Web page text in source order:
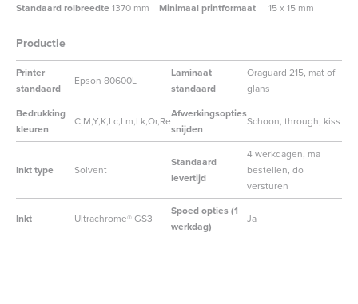
Standaard rolbreedte1370 mm Minimaal printformaat 15 x 15 mm
Productie
Printer
standaard
Epson 80600L
Laminaat
standaard
Oraguard 215, mat of
glans
Bedrukking
kleuren
C,M,Y,K,Lc,Lm,Lk,Or,Re
Afwerkingsopties
snijden
Schoon, through, kiss
Inkt type Solvent
Standaard
levertijd
4 werkdagen, ma
bestellen, do
versturen
Inkt Ultrachrome® GS3
Spoed opties (1
werkdag)
Ja